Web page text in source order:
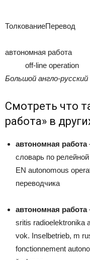
ТолкованиеПеревод
автономная работа
off-line operation
Большой англо-русский
Смотреть что
работа» в
автономная работа
словарь по
EN autonomous
переводчика
автономная работа
sritis radioelektronika
vok. Inselbetrieb, m
fonctionnement